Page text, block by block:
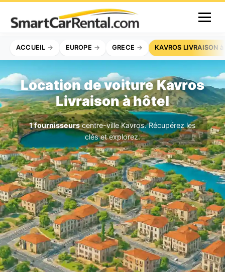
ACCUEIL EUROPE GRECE KAVROS LIVRAISON
Location de voiture Kavros
Livraison à hôtel
1 fournisseurscentre-ville Kavros. Récupérez les
clés et explorez.